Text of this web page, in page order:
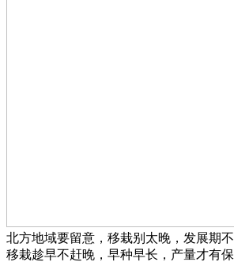
北方地域要留意，移栽别太晚，发展期
移栽趁早不赶晚，早种早长，产量才有